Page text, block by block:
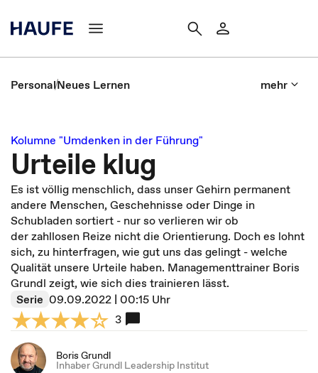
PersonalNeues Lernen mehr
Kolumne "Umdenken in der Führung"
Urteile klug
Es ist völlig menschlich, dass unser Gehirn permanent
andere Menschen, Geschehnisse oder Dinge in
Schubladen sortiert - nur so verlieren wir ob
der zahllosen Reize nicht die Orientierung. Doch es lohnt
sich, zu hinterfragen, wie gut uns das gelingt - welche
Qualität unsere Urteile haben. Managementtrainer Boris
Grundl zeigt, wie sich dies trainieren lässt.
Serie 09.09.2022 | 00:15 Uhr
3
Boris Grundl
Inhaber Grundl Leadership Institut